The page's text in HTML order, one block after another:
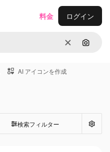
消去 画像で
料金 ログイン
AI アイコンを作成
検索フィルター